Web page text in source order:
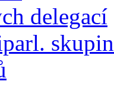
delegací
skupin